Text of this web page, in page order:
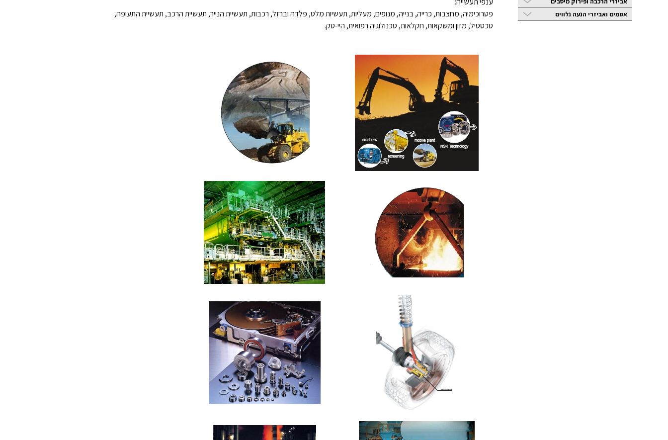
אטמים ואביזרי הנעה נלווים
פטרוכימיה, מחצבות, כרייה, בנייה, מנופים, מעליות, תעשיות מלט, פלדה וברזל, רכבות, תעשיית הנייר, תעשיית הרכב, תעשיית התעופה,
טכסטיל, מזון ומשקאות, חקלאות, טכנולוגיה רפואית, היי-טק.